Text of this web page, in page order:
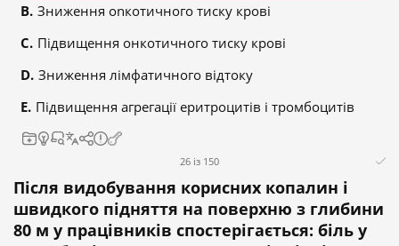
Зниження onкотичного тиску крові
Підвищення онкотичного тиску крові
Зниження лімфатичного відтоку
Підвищення агрегації еритроцитів і тромбоцитів
26 із 150
Після видобування корисних копалин і
швидкого підняття на поверхню з глибини
80 м у працівників спостерігається: біль у